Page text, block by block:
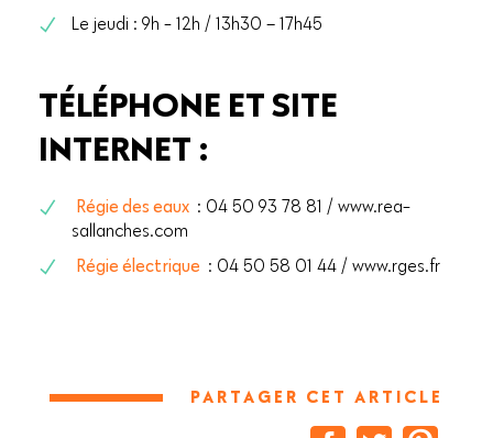
Le jeudi : 9h - 12h / 13h30 – 17h45
TÉLÉPHONE ET SITE
INTERNET :
Régie des eaux : 04 50 93 78 81 / www.rea-
sallanches.com
Régie électrique : 04 50 58 01 44 / www.rges.fr
PARTAGER CET ARTICLE